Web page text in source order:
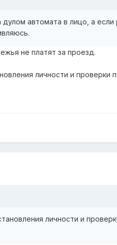
автомата в лицо, а если
не платят за проезд.
личности и проверки
личности и